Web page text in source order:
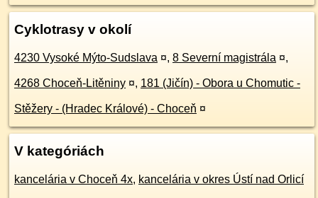
Cyklotrasy v okolí
4230 Vysoké Mýto-Sudslava ¤, 8 Severní magistrála ¤,
4268 Choceň-Litěniny ¤, 181 (Jičín) - Obora u Chomutic -
Stěžery - (Hradec Králové) - Choceň ¤
V kategóriách
kancelária v Choceň 4x, kancelária v okres Ústí nad Orlicí